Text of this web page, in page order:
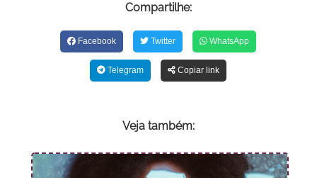
Compartilhe:
Facebook Twitter WhatsApp
Telegram Copiar link
Veja também: